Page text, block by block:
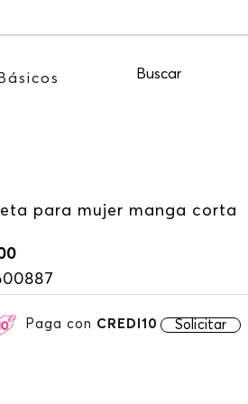
Básicos Buscar
para mujer manga corta
Paga con CREDI10 Solicitar